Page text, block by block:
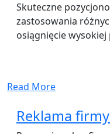
Skuteczne
zastosowania
osiągnięcie
Read More
Reklama